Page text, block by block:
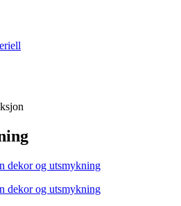
dekor og utsmykning
dekor og utsmykning